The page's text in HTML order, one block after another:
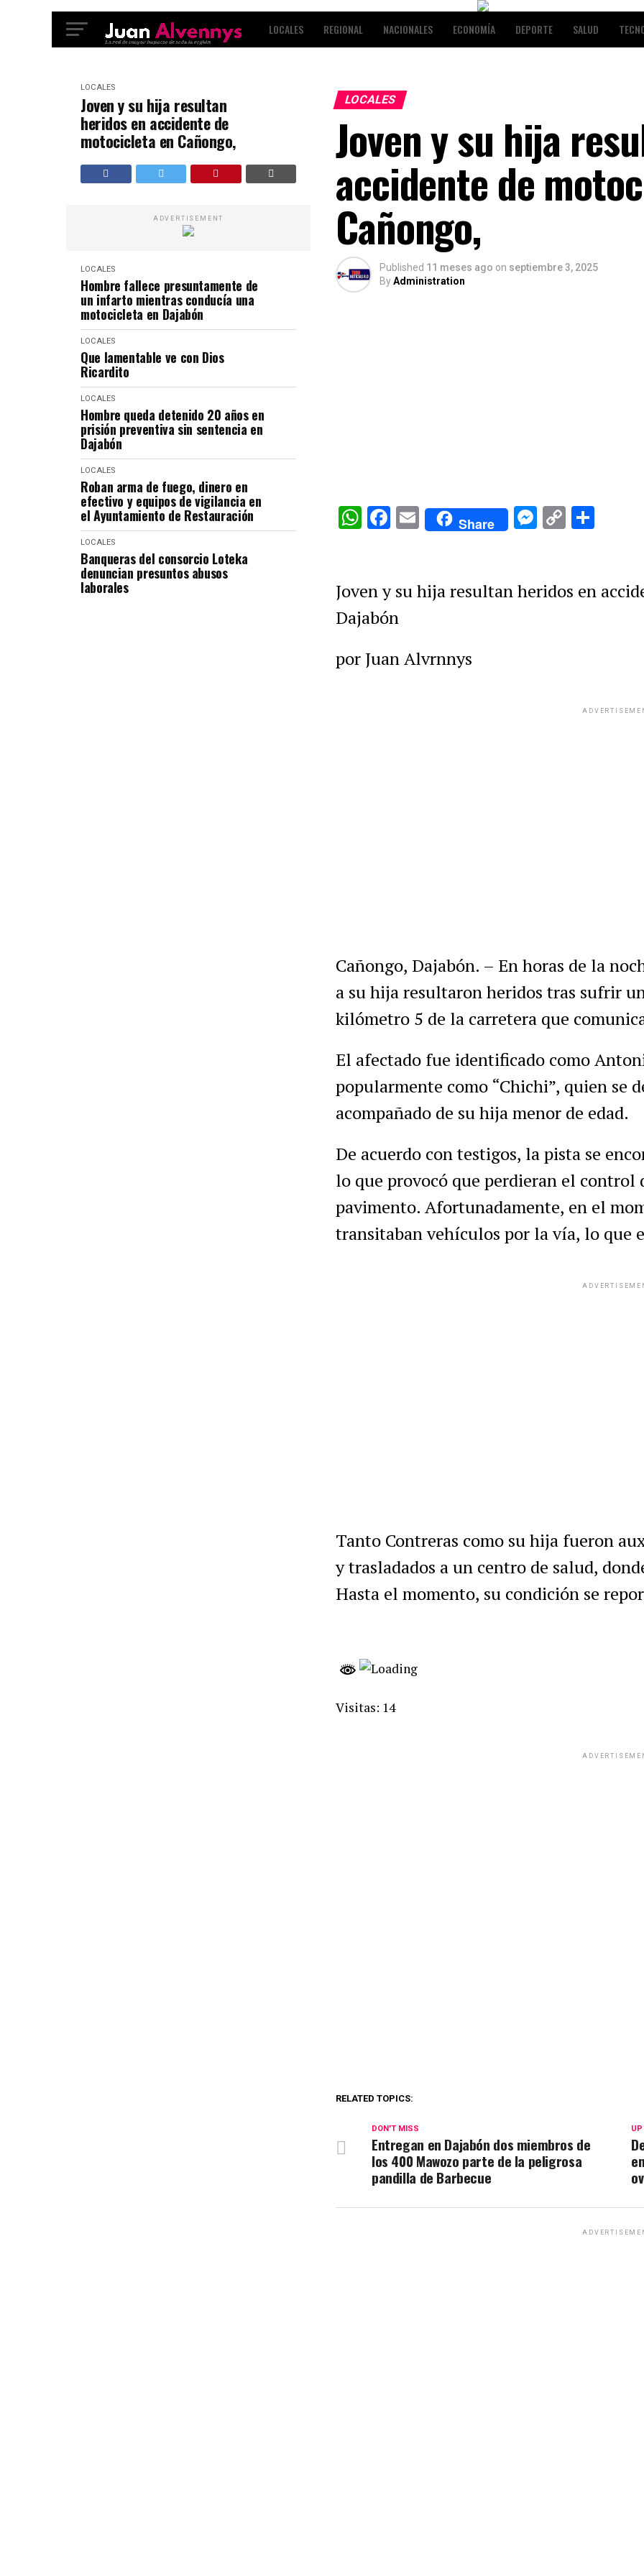
LOCALES REGIONAL NACIONALES ECONOMÍA DEPORTE SALUD
LOCALES
Joven y su hija resultan
heridos en accidente de
motocicleta en Cañongo,
ADVERTISEMENT
LOCALES
Hombre fallece presuntamente de
un infarto mientras conducía una
motocicleta en Dajabón
LOCALES
Que lamentable ve con Dios
Ricardito
LOCALES
Hombre queda detenido 20 años en
prisión preventiva sin sentencia en
Dajabón
LOCALES
Roban arma de fuego, dinero en
efectivo y equipos de vigilancia en
el Ayuntamiento de Restauración
LOCALES
Banqueras del consorcio Loteka
denuncian presuntos abusos
laborales
LOCALES
Joven y su hija
accidente de
Cañongo,
Published 11 meses ago on septiembre 3, 2025
ByAdministration
WhatsApp
Facebook
EmailShare Messenger
Copy
Joven y su hija resultan heridos en
Dajabón
por Juan Alvrnnys
Cañongo, Dajabón. – En horas de la
a su hija resultaron heridos tras sufrir
kilómetro 5 de la carretera que
El afectado fue identificado como
popularmente como “Chichi”, quien se
acompañado de su hija menor de edad.
De acuerdo con testigos, la pista se
lo que provocó que perdieran el control
pavimento. Afortunadamente, en el
transitaban vehículos por la vía, lo que
Tanto Contreras como su hija fueron
y trasladados a un centro de salud,
Hasta el momento, su condición se
Visitas: 14
RELATED TOPICS:
DON'T MISS
Entregan en Dajabón dos miembros de
los 400 Mawozo parte de la peligrosa
pandilla de Barbecue